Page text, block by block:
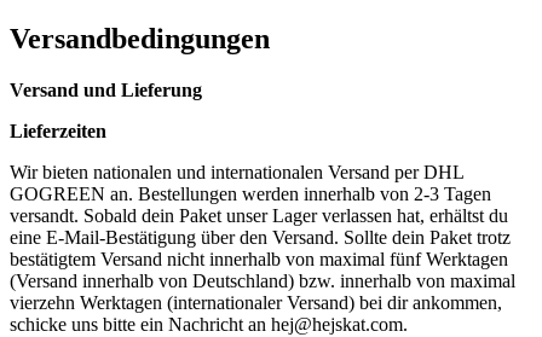
Versandbedingungen
Versand und Lieferung
Lieferzeiten
Wir bieten nationalen und internationalen Versand per DHL
GOGREEN an. Bestellungen werden innerhalb von 2-3 Tagen
versandt. Sobald dein Paket unser Lager verlassen hat, erhältst du
eine E-Mail-Bestätigung über den Versand. Sollte dein Paket trotz
bestätigtem Versand nicht innerhalb von maximal fünf Werktagen
(Versand innerhalb von Deutschland) bzw. innerhalb von maximal
vierzehn Werktagen (internationaler Versand) bei dir ankommen,
schicke uns bitte ein Nachricht an hej@hejskat.com.